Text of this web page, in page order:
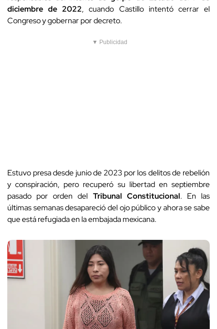
diciembre de 2022, cuando Castillo intentó cerrar el
Congreso y gobernar por decreto.
▼ Publicidad
Estuvo presa desde junio de 2023 por los delitos de rebelión
y conspiración, pero recuperó su libertad en septiembre
pasado por orden del Tribunal Constitucional. En las
últimas semanas desapareció del ojo público y ahora se sabe
que está refugiada en la embajada mexicana.